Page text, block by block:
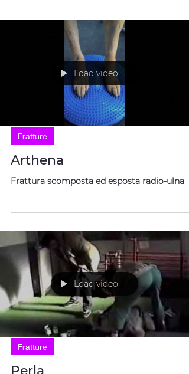
Load video
Fratture
Arthena
Frattura scomposta ed esposta radio-ulna
Load video
Fratture
Perla